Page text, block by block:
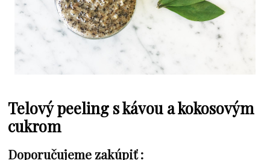
Telový peeling s kávou a kokosovým
cukrom
Doporučujeme zakúpiť :